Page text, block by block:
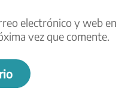
electrónico y web en
vez que comente.